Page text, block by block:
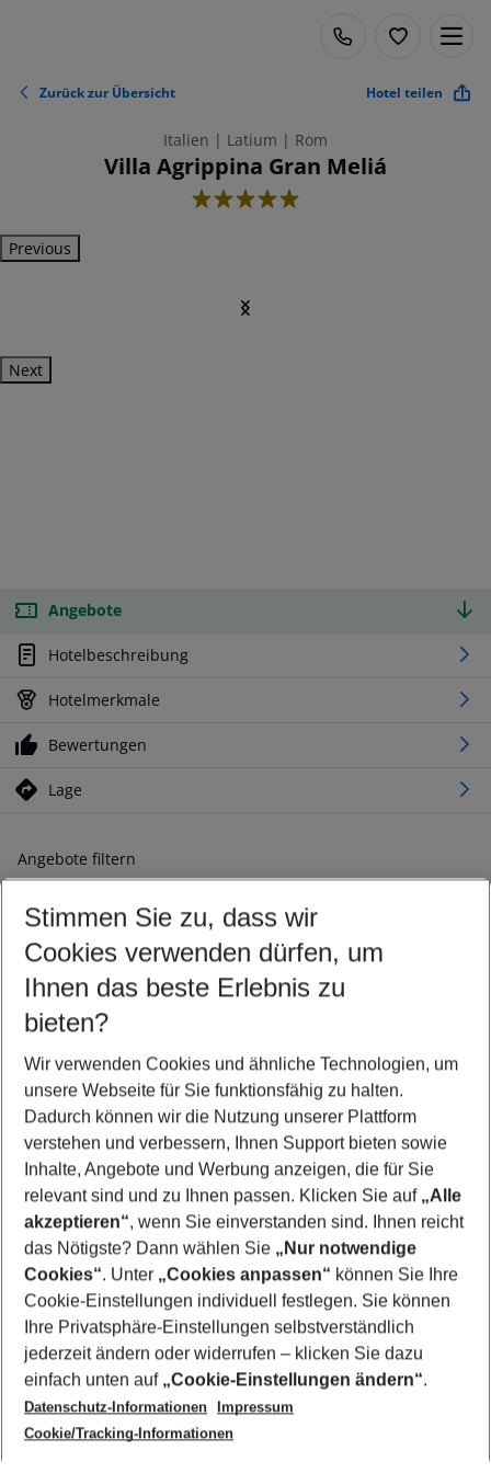
Zurück zur Übersicht Hotel teilen
Italien | Latium | Rom
Villa Agrippina Gran Meliá
5
Previous
Next
Angebote
Hotelbeschreibung
Hotelmerkmale
Bewertungen
Lage
Angebote filtern
Ändern Sie Ihre Kriterien nach Ihren Wünschen
Abflughafen wählen
Beliebiger Abflughafen
Reisezeitraum wählen
09.08.26– 07.08.27 5-8 Nächte
2 Erwachsene Keine Kinder
Mehr Filter anzeigen
Footer
Footer navigation
Über uns
AGB
Cookie-Einstellungen ändern
Cookie-Richtlinie
Datenschutz
Service & Hilfe
Barrierefreies Reisen
Check-in
Folgen Sie uns
Stimmen Sie zu, dass wir
Cookies verwenden dürfen, um
Ihnen das beste Erlebnis zu
bieten?
Wir verwenden Cookies und ähnliche Technologien, um
unsere Webseite für Sie funktionsfähig zu halten.
Dadurch können wir die Nutzung unserer Plattform
verstehen und verbessern, Ihnen Support bieten sowie
Inhalte, Angebote und Werbung anzeigen, die für Sie
relevant sind und zu Ihnen passen. Klicken Sie auf „Alle
akzeptieren“, wenn Sie einverstanden sind. Ihnen reicht
das Nötigste? Dann wählen Sie „Nur notwendige
Cookies“. Unter „Cookies anpassen“ können Sie Ihre
Cookie-Einstellungen individuell festlegen. Sie können
Ihre Privatsphäre-Einstellungen selbstverständlich
jederzeit ändern oder widerrufen – klicken Sie dazu
einfach unten auf „Cookie-Einstellungen ändern“.
Datenschutz-Informationen
Impressum
Cookie/Tracking-Informationen